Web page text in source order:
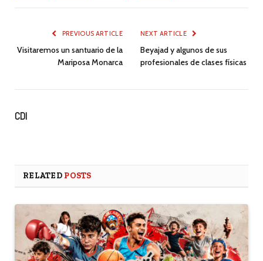
PREVIOUS ARTICLE
Visitaremos un santuario de la
Mariposa Monarca
NEXT ARTICLE
Beyajad y algunos de sus
profesionales de clases físicas
CDI
RELATED POSTS